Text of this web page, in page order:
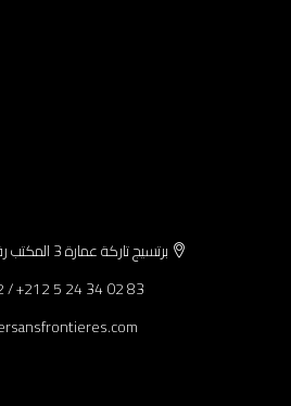
برتسيج تاركة عمارة 3 المكتب رقم 3 الطابق الأول مراكش
+212 5 24 34 02 83